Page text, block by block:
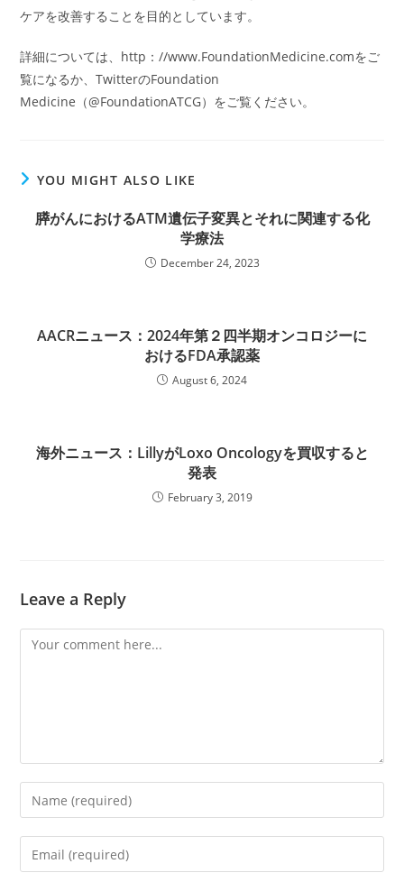
ケアを改善することを目的としています。
詳細については、http：//www.FoundationMedicine.comをご
覧になるか、TwitterのFoundation
Medicine（@FoundationATCG）をご覧ください。
YOU MIGHT ALSO LIKE
膵がんにおけるATM遺伝子変異とそれに関連する化
学療法
December 24, 2023
AACRニュース：2024年第２四半期オンコロジーに
おけるFDA承認薬
August 6, 2024
海外ニュース：LillyがLoxo Oncologyを買収すると
発表
February 3, 2019
Leave a Reply
Comment
Enter
your
name
Enter
your